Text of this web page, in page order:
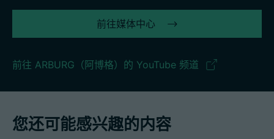
前往媒体中心
前往 ARBURG（阿博格）的 YouTube 频道
您还可能感兴趣的内容